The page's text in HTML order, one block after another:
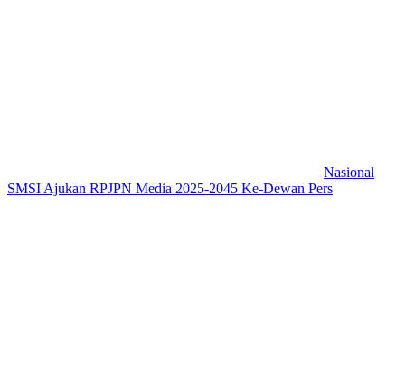
Nasional
SMSI Ajukan RPJPN Media 2025-2045 Ke-Dewan Pers